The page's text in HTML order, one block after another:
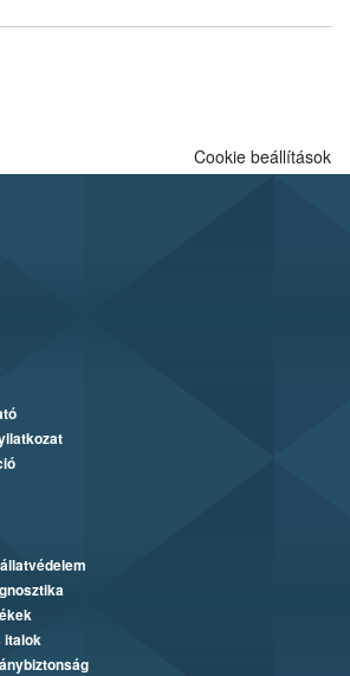
lehetőség a károsító elleni további
is elérhető és ökológiai termesztésben is
Cookie beállítások
italok